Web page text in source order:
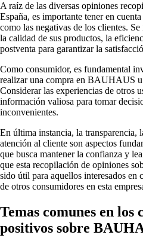
A raíz de las diversas opiniones
España, es importante tener en
como las negativas de los clientes.
la calidad de sus productos, la
postventa para garantizar la
Como consumidor, es fundamental
realizar una compra en BAUHAUS u
Considerar las experiencias de otros
información valiosa para tomar
inconvenientes.
En última instancia, la transparencia,
atención al cliente son aspectos
que busca mantener la confianza y
que esta recopilación de opiniones
sido útil para aquellos interesados en
de otros consumidores en esta
Temas comunes en los
positivos sobre